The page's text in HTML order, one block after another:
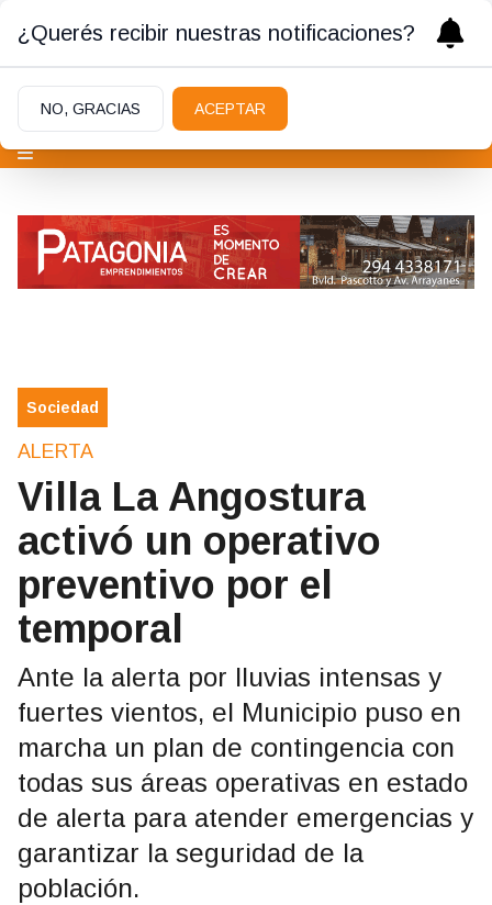
Sociedad
ALERTA
Villa La Angostura
activó un operativo
preventivo por el
temporal
Ante la alerta por lluvias intensas y
fuertes vientos, el Municipio puso en
marcha un plan de contingencia con
todas sus áreas operativas en estado
de alerta para atender emergencias y
garantizar la seguridad de la
población.
¿Querés recibir nuestras notificaciones?
NO, GRACIAS ACEPTAR